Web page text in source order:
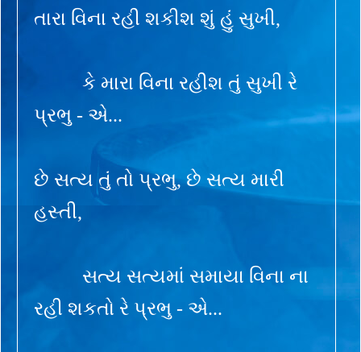
તારા વિના રહી શકીશ શું હું સુખી,
કે મારા વિના રહીશ તું સુખી રે
પ્રભુ - એ...
છે સત્ય તું તો પ્રભુ, છે સત્ય મારી
હસ્તી,
સત્ય સત્યમાં સમાયા વિના ના
રહી શકતો રે પ્રભુ - એ...